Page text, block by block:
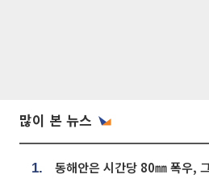
많이 본 뉴스
1.